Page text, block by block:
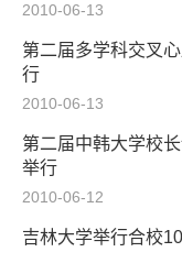
2010-06-13
第二届多学科交叉
行
2010-06-13
第二届中韩大学校
举行
2010-06-12
吉林大学举行合校